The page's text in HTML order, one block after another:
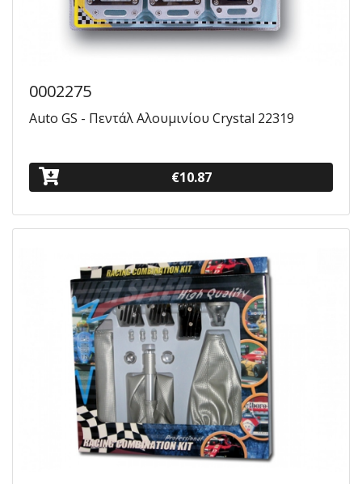
0002275
Auto GS - Πεντάλ Αλουμινίου Crystal 22319
€10.87